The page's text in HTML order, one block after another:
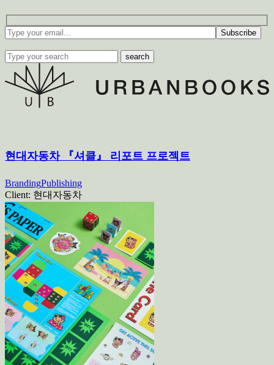
Subscribe
search
현대자동차 『셔클』 리포트 프로젝트
BrandingPublishing
Client: 현대자동차